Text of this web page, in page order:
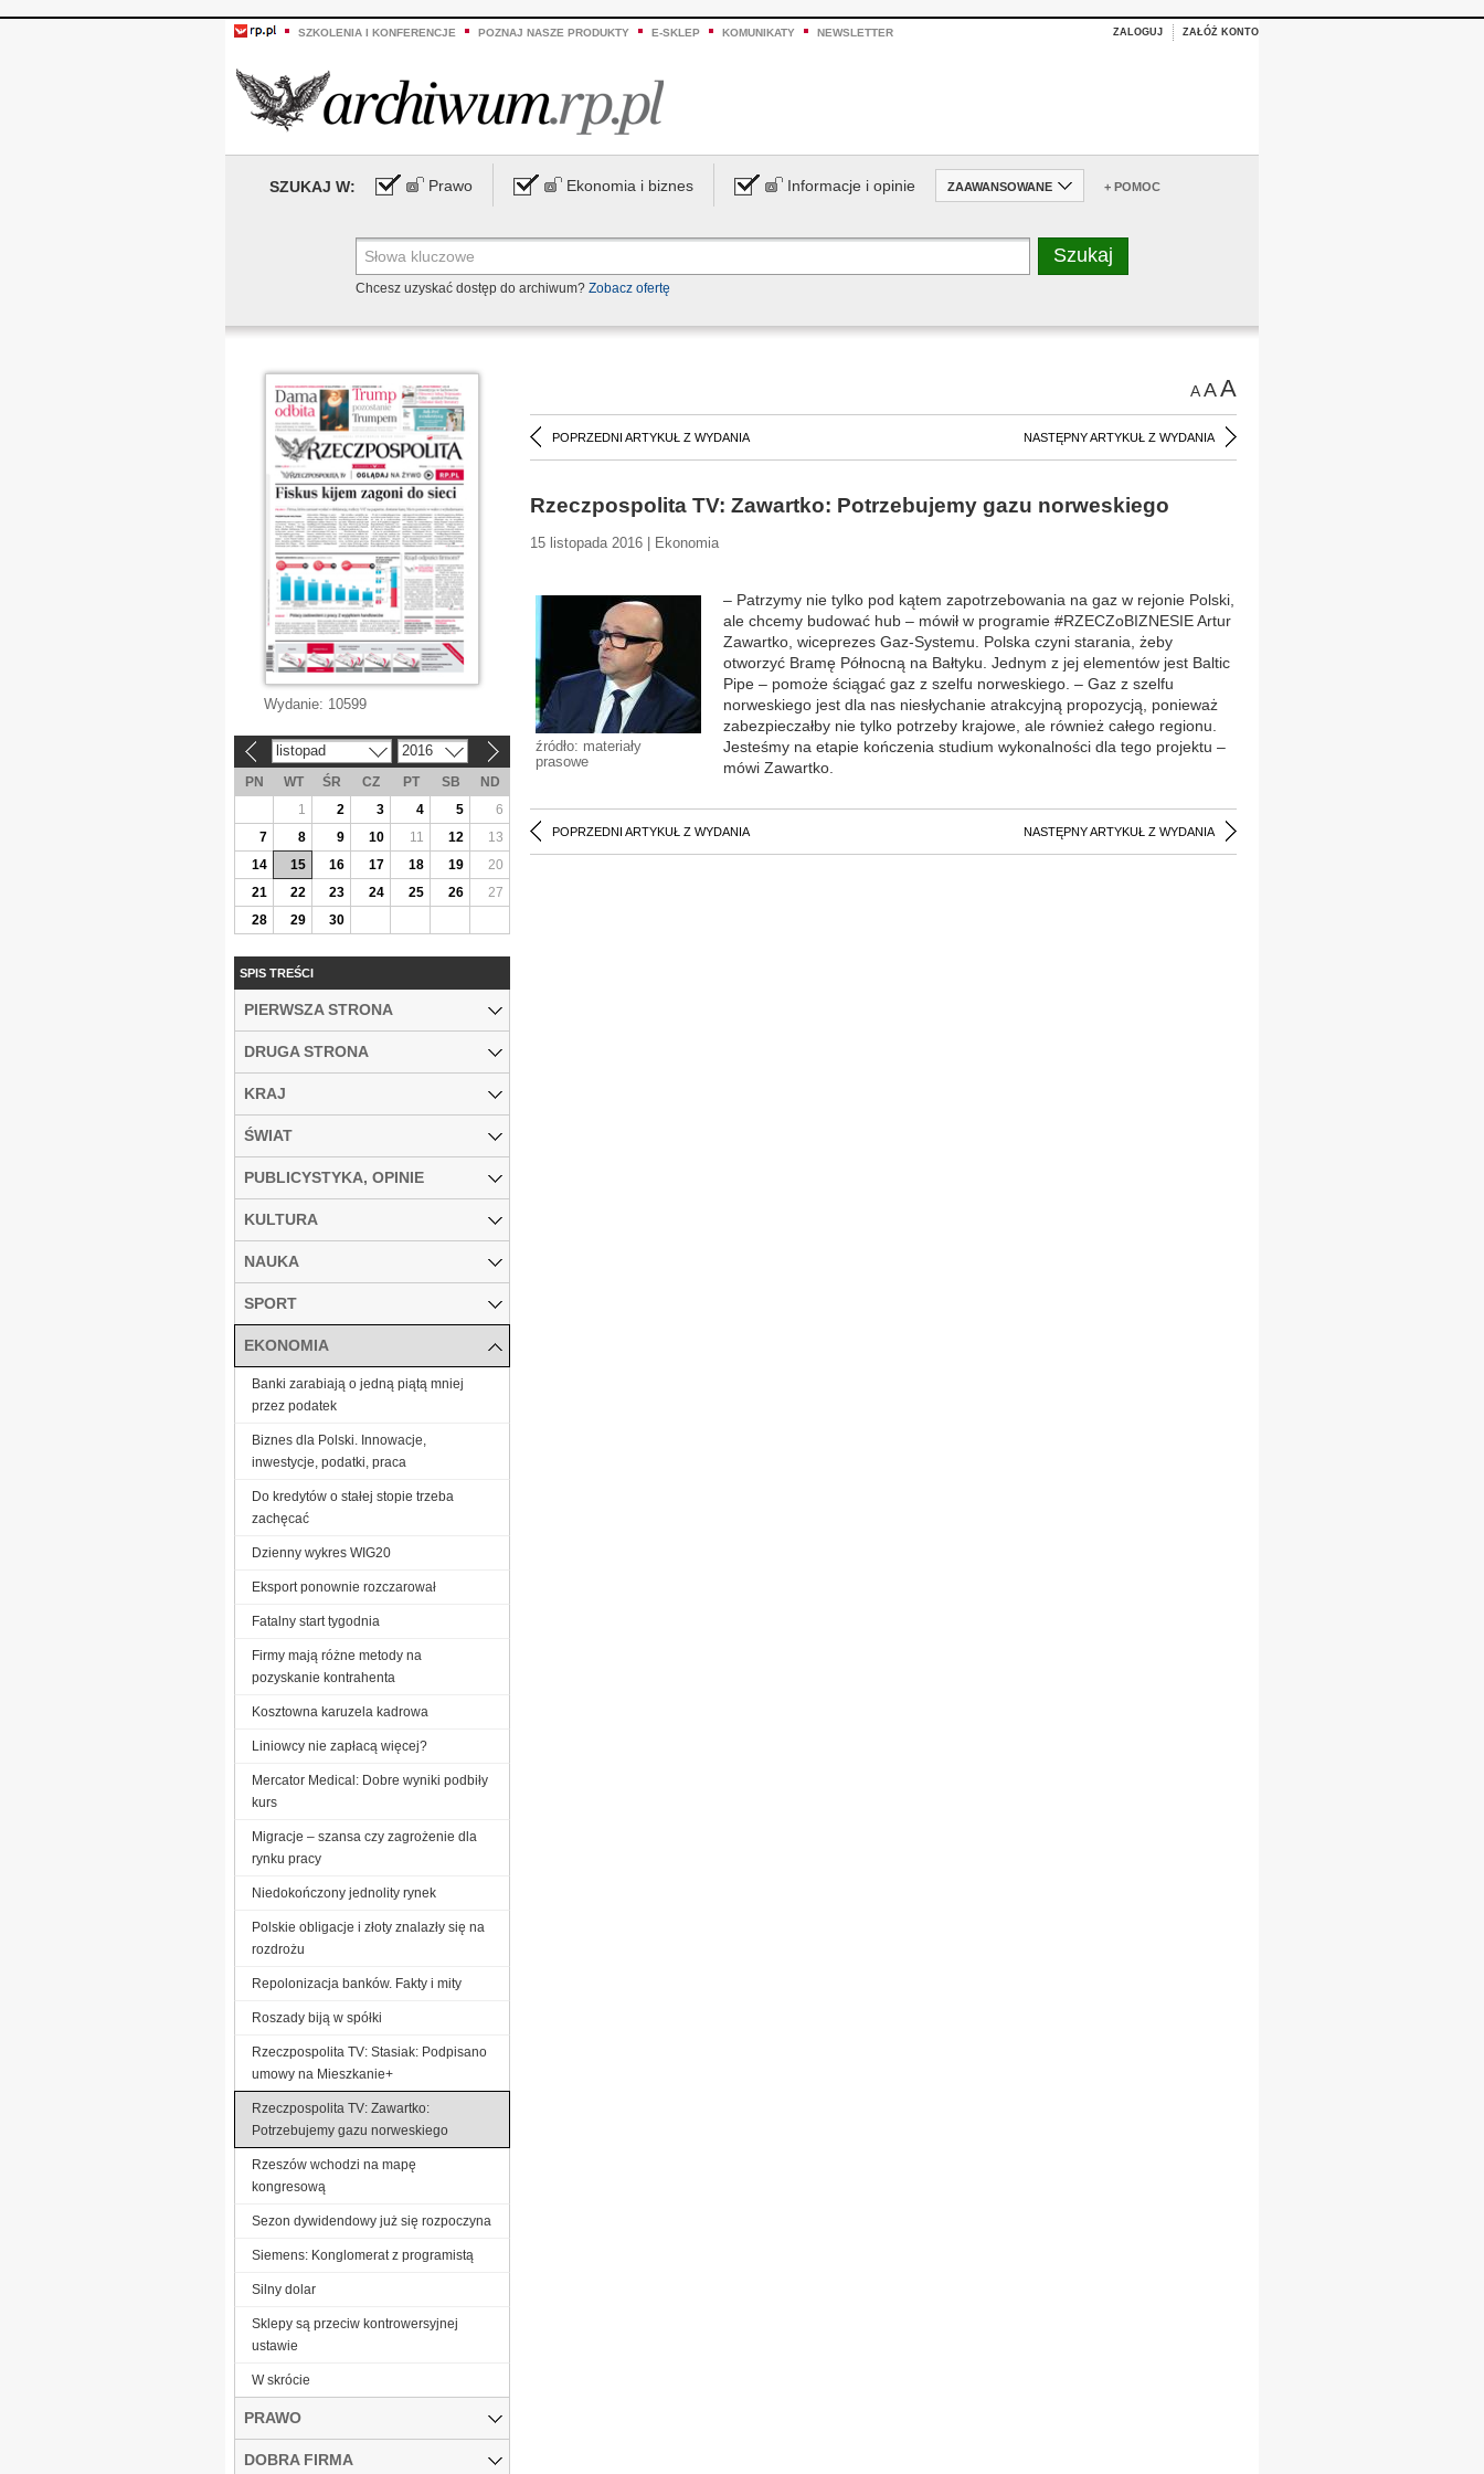
SZKOLENIA I KONFERENCJE POZNAJ NASZE PRODUKTY E-SKLEP KOMUNIKATY NEWSLETTER ZALOGUJ ZAŁÓŻ KONTO
SZUKAJ W: Prawo Ekonomia i biznes Informacje i opinie ZAAWANSOWANE + POMOC
Chcesz uzyskać dostęp do archiwum? Zobacz ofertę
AAA
POPRZEDNI ARTYKUŁ Z WYDANIA NASTĘPNY ARTYKUŁ Z WYDANIA
Rzeczpospolita TV: Zawartko: Potrzebujemy gazu norweskiego
15 listopada 2016 | Ekonomia
źródło: materiały
prasowe
– Patrzymy nie tylko pod kątem zapotrzebowania na gaz w rejonie Polski,
ale chcemy budować hub – mówił w programie #RZECZoBIZNESIE Artur
Zawartko, wiceprezes Gaz-Systemu. Polska czyni starania, żeby
otworzyć Bramę Północną na Bałtyku. Jednym z jej elementów jest Baltic
Pipe – pomoże ściągać gaz z szelfu norweskiego. – Gaz z szelfu
norweskiego jest dla nas niesłychanie atrakcyjną propozycją, ponieważ
zabezpieczałby nie tylko potrzeby krajowe, ale również całego regionu.
Jesteśmy na etapie kończenia studium wykonalności dla tego projektu –
mówi Zawartko.
POPRZEDNI ARTYKUŁ Z WYDANIA NASTĘPNY ARTYKUŁ Z WYDANIA
Wydanie: 10599
listopad 2016
PN WT ŚR CZ PT SB
ND
1
2 3 4 5
6
7
8 9 10 11 12
13
14
15 16 17 18 19
20
21
22 23 24 25 26
27
28
29 30
SPIS TREŚCI
PIERWSZA STRONA
DRUGA STRONA
KRAJ
ŚWIAT
PUBLICYSTYKA, OPINIE
KULTURA
NAUKA
SPORT
EKONOMIA
Banki zarabiają o jedną piątą mniej
przez podatek
Biznes dla Polski. Innowacje,
inwestycje, podatki, praca
Do kredytów o stałej stopie trzeba
zachęcać
Dzienny wykres WIG20
Eksport ponownie rozczarował
Fatalny start tygodnia
Firmy mają różne metody na
pozyskanie kontrahenta
Kosztowna karuzela kadrowa
Liniowcy nie zapłacą więcej?
Mercator Medical: Dobre wyniki podbiły
kurs
Migracje – szansa czy zagrożenie dla
rynku pracy
Niedokończony jednolity rynek
Polskie obligacje i złoty znalazły się na
rozdrożu
Repolonizacja banków. Fakty i mity
Roszady biją w spółki
Rzeczpospolita TV: Stasiak: Podpisano
umowy na Mieszkanie+
Rzeczpospolita TV: Zawartko:
Potrzebujemy gazu norweskiego
Rzeszów wchodzi na mapę
kongresową
Sezon dywidendowy już się rozpoczyna
Siemens: Konglomerat z programistą
Silny dolar
Sklepy są przeciw kontrowersyjnej
ustawie
W skrócie
PRAWO
DOBRA FIRMA